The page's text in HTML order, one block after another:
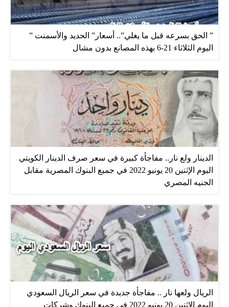
” الحق بسرعه قبل ما يغلي”.. أسعار” الحديد والأسمنت ”
اليوم الثلاثاء 21-6 بهذه المصانع بدون مشال
الدينار ولع نار.. مفاجأة كبيرة في سعر صرف الدينار الكويتي
اليوم الإثنين 20 يونيو 2022 في جميع البنوك المصرية مقابل
الجنيه المصري
الريال ولعها نار .. مفاجأة جديدة في سعر الريال السعودي
اليوم الإثنين 20 يونيو 2022 في جميع البنوك وشركات